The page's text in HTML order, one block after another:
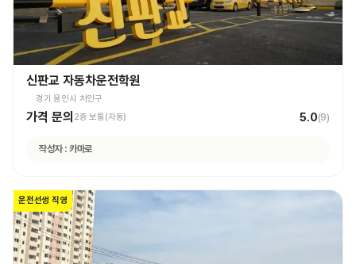
신판교 자동차운전학원
경기 용인시 처인구
가격 문의 2종 보통(자동) 5.0(9)
작성자 : 카마로
운전선생 직영